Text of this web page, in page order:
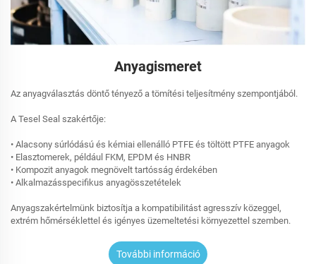
Anyagismeret
Az anyagválasztás döntő tényező a tömítési teljesítmény szempontjából.
A Tesel Seal szakértője:
• Alacsony súrlódású és kémiai ellenálló PTFE és töltött PTFE anyagok
• Elasztomerek, például FKM, EPDM és HNBR
• Kompozit anyagok megnövelt tartósság érdekében
• Alkalmazásspecifikus anyagösszetételek
Anyagszakértelmünk biztosítja a kompatibilitást agresszív közeggel,
extrém hőmérséklettel és igényes üzemeltetési környezettel szemben.
További információ